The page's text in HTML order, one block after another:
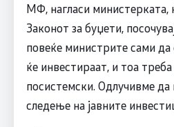
МФ, нагласи министерката,
Законот за буџети,
повеќе министрите сами
ќе инвестираат, и тоа
посистемски. Одлучивме да
следење на јавните